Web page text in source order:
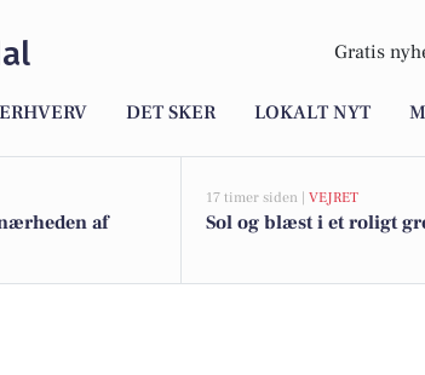
Gratis
ERHVERV DET SKER LOKALT NYT
af
17 timer siden | VEJRET
Sol og blæst i et roligt